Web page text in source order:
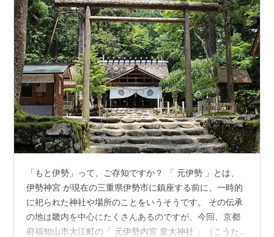
「もと伊勢」って、ご存知ですか？ 「 元伊勢 」とは、
伊勢神宮 が現在の三重県伊勢市に鎮座する前に、一時的
に祀られた神社や場所のことをいうそうです。 その伝承
の地は畿内を中心にたくさんあるのですが、今回、京都
府福知山市大江町の「 元伊勢内宮 皇大神社 」（こうた